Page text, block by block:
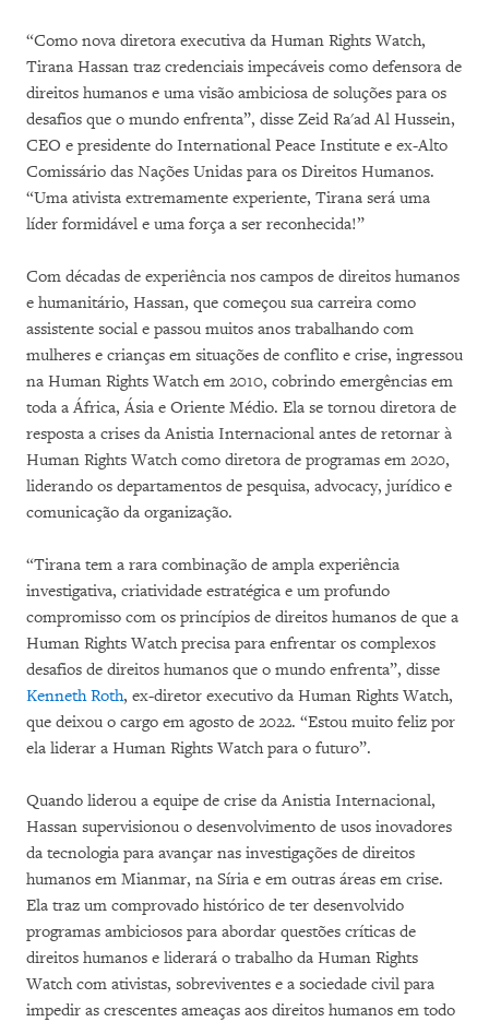
“Como nova diretora executiva da Human Rights Watch,
Tirana Hassan traz credenciais impecáveis como defensora de
direitos humanos e uma visão ambiciosa de soluções para os
desafios que o mundo enfrenta”, disse Zeid Ra'ad Al Hussein,
CEO e presidente do International Peace Institute e ex-Alto
Comissário das Nações Unidas para os Direitos Humanos.
“Uma ativista extremamente experiente, Tirana será uma
líder formidável e uma força a ser reconhecida!”
Com décadas de experiência nos campos de direitos humanos
e humanitário, Hassan, que começou sua carreira como
assistente social e passou muitos anos trabalhando com
mulheres e crianças em situações de conflito e crise, ingressou
na Human Rights Watch em 2010, cobrindo emergências em
toda a África, Ásia e Oriente Médio. Ela se tornou diretora de
resposta a crises da Anistia Internacional antes de retornar à
Human Rights Watch como diretora de programas em 2020,
liderando os departamentos de pesquisa, advocacy, jurídico e
comunicação da organização.
“Tirana tem a rara combinação de ampla experiência
investigativa, criatividade estratégica e um profundo
compromisso com os princípios de direitos humanos de que a
Human Rights Watch precisa para enfrentar os complexos
desafios de direitos humanos que o mundo enfrenta”, disse
Kenneth Roth, ex-diretor executivo da Human Rights Watch,
que deixou o cargo em agosto de 2022. “Estou muito feliz por
ela liderar a Human Rights Watch para o futuro”.
Quando liderou a equipe de crise da Anistia Internacional,
Hassan supervisionou o desenvolvimento de usos inovadores
da tecnologia para avançar nas investigações de direitos
humanos em Mianmar, na Síria e em outras áreas em crise.
Ela traz um comprovado histórico de ter desenvolvido
programas ambiciosos para abordar questões críticas de
direitos humanos e liderará o trabalho da Human Rights
Watch com ativistas, sobreviventes e a sociedade civil para
impedir as crescentes ameaças aos direitos humanos em todo